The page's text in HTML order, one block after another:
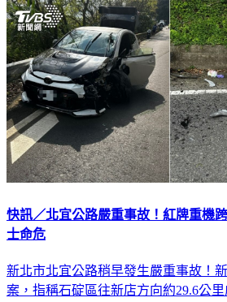
快訊／北宜公路嚴重事故！紅牌重機
士命危
新北市北宜公路稍早發生嚴重事故！
案，指稱石碇區往新店方向約29.6公